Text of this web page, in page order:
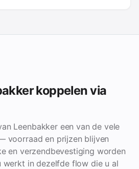
koppelen via
Leenbakker een van de vele
voorraad en prijzen blijven
en verzendbevestiging worden
werkt in dezelfde flow die u al